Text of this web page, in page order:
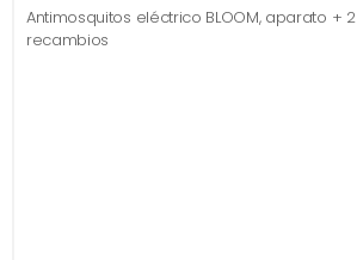
Antimosquitos eléctrico BLOOM, aparato + 2
recambios